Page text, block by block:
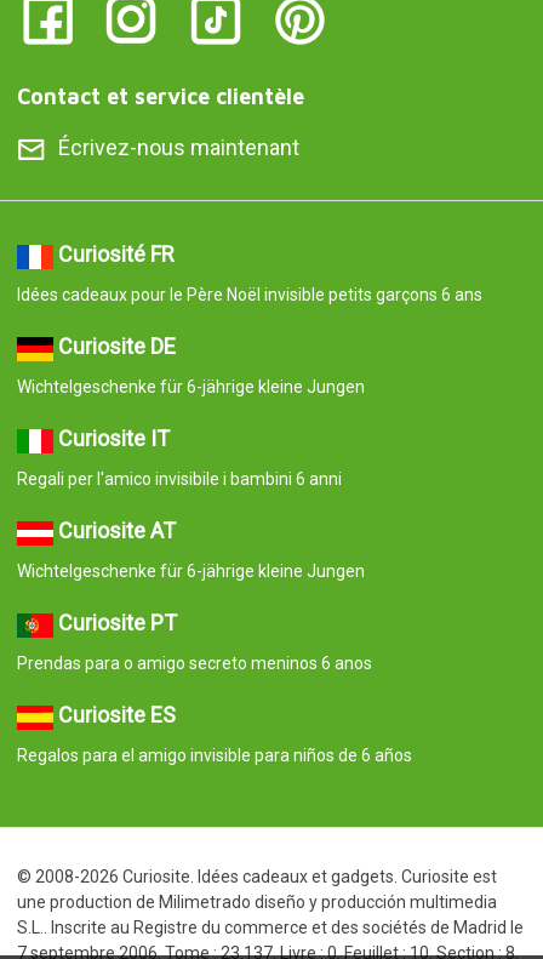
Contact et service clientèle
Écrivez-nous maintenant
Curiosité FR
Idées cadeaux pour le Père Noël invisible petits garçons 6 ans
Curiosite DE
Wichtelgeschenke für 6-jährige kleine Jungen
Curiosite IT
Regali per l'amico invisibile i bambini 6 anni
Curiosite AT
Wichtelgeschenke für 6-jährige kleine Jungen
Curiosite PT
Prendas para o amigo secreto meninos 6 anos
Curiosite ES
Regalos para el amigo invisible para niños de 6 años
© 2008-2026 Curiosite. Idées cadeaux et gadgets. Curiosite est
une production de Milimetrado diseño y producción multimedia
S.L.. Inscrite au Registre du commerce et des sociétés de Madrid le
7 septembre 2006. Tome : 23.137. Livre : 0. Feuillet : 10. Section : 8.